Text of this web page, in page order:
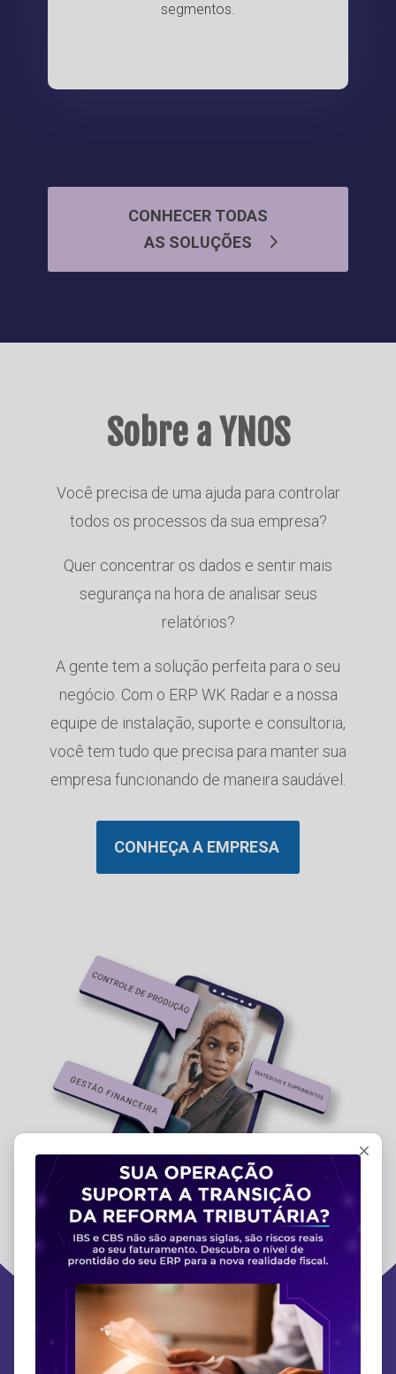
segmentos.
CONHECER TODAS
AS SOLUÇÕES
Sobre a YNOS
Você precisa de uma ajuda para controlar
todos os processos da sua empresa?
Quer concentrar os dados e sentir mais
segurança na hora de analisar seus
relatórios?
A gente tem a solução perfeita para o seu
negócio. Com o ERP WK Radar e a nossa
equipe de instalação, suporte e consultoria,
você tem tudo que precisa para manter sua
empresa funcionando de maneira saudável.
CONHEÇA A EMPRESA